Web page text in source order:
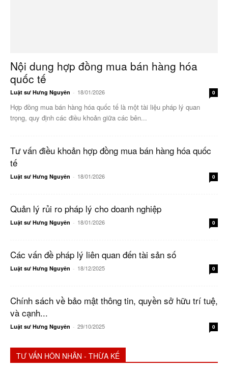
Nội dung hợp đồng mua bán hàng hóa
quốc tế
Luật sư Hưng Nguyên - 18/01/2026 0
Hợp đồng mua bán hàng hóa quốc tế là một tài liệu pháp lý quan
trọng, quy định các điều khoản giữa các bên...
Tư vấn điều khoản hợp đồng mua bán hàng hóa quốc
tế
Luật sư Hưng Nguyên - 18/01/2026 0
Quản lý rủi ro pháp lý cho doanh nghiệp
Luật sư Hưng Nguyên - 18/01/2026 0
Các vấn đề pháp lý liên quan đến tài sản số
Luật sư Hưng Nguyên - 18/12/2025 0
Chính sách về bảo mật thông tin, quyền sở hữu trí tuệ,
và cạnh...
Luật sư Hưng Nguyên - 29/10/2025 0
TƯ VẤN HÔN NHÂN - THỪA KẾ